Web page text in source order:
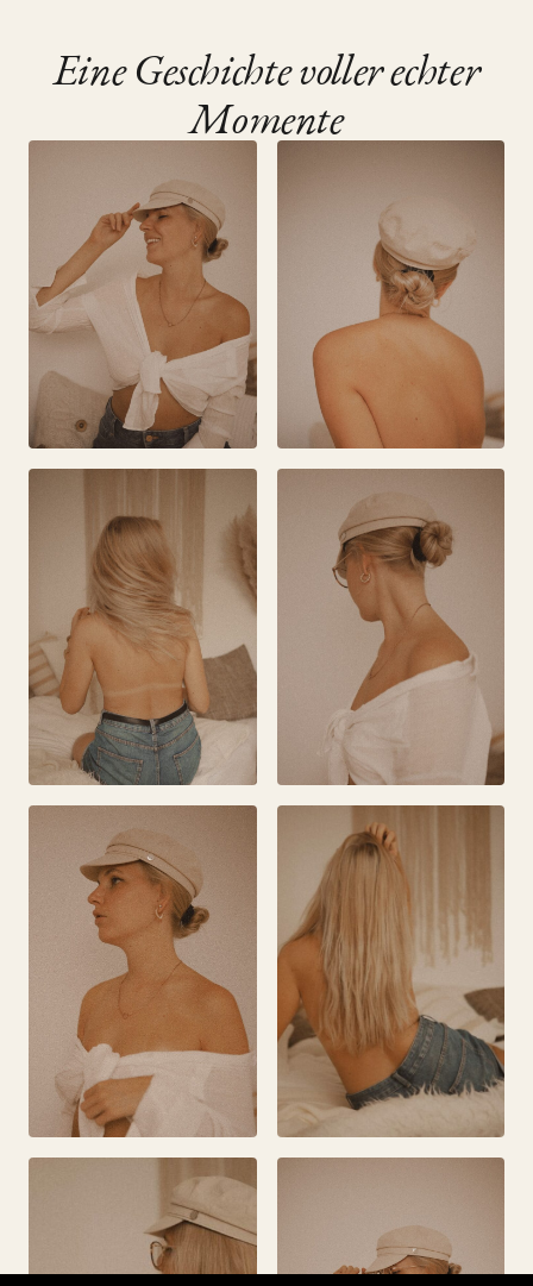
Eine Geschichte voller echter
Momente